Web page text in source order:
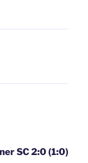
SC 2:0 (1:0)